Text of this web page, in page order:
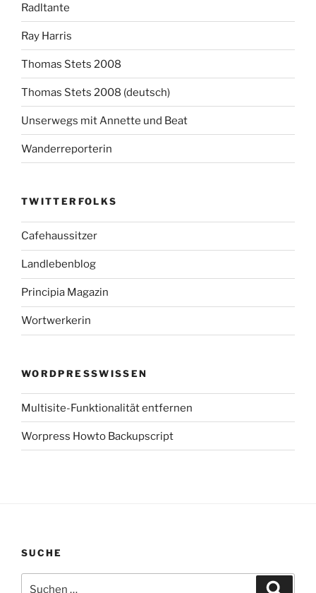
Radltante
Ray Harris
Thomas Stets 2008
Thomas Stets 2008 (deutsch)
Unserwegs mit Annette und Beat
Wanderreporterin
TWITTERFOLKS
Cafehaussitzer
Landlebenblog
Principia Magazin
Wortwerkerin
WORDPRESSWISSEN
Multisite-Funktionalität entfernen
Worpress Howto Backupscript
SUCHE